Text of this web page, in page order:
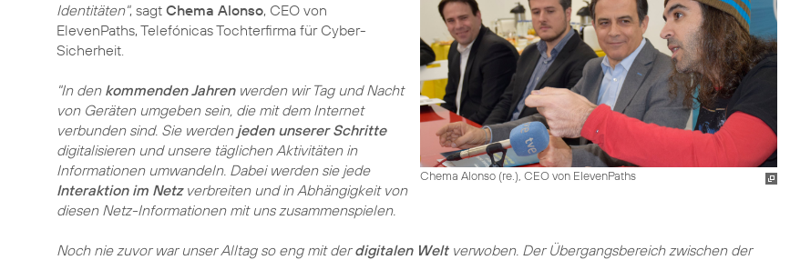
Chema Alonso (re.), CEO von ElevenPaths
Identitäten", sagt Chema Alonso, CEO von
ElevenPaths, Telefónicas Tochterfirma für Cyber-
Sicherheit.
"In den kommenden Jahrenwerden wir Tag und Nacht
von Geräten umgeben sein, die mit dem Internet
verbunden sind. Sie werden jeden unserer Schritte
digitalisieren und unsere täglichen Aktivitäten in
Informationen umwandeln. Dabei werden sie jede
Interaktion im Netzverbreiten und in Abhängigkeit von
diesen Netz-Informationen mit uns zusammenspielen.
Noch nie zuvor war unser Alltag so eng mit derdigitalen Weltverwoben. Der Übergangsbereich zwischen der